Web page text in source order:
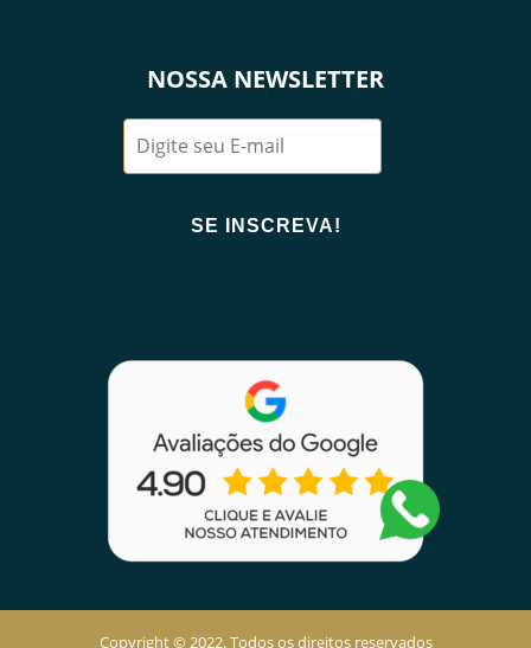
NOSSA NEWSLETTER
Copyright © 2022. Todos os direitos reservados